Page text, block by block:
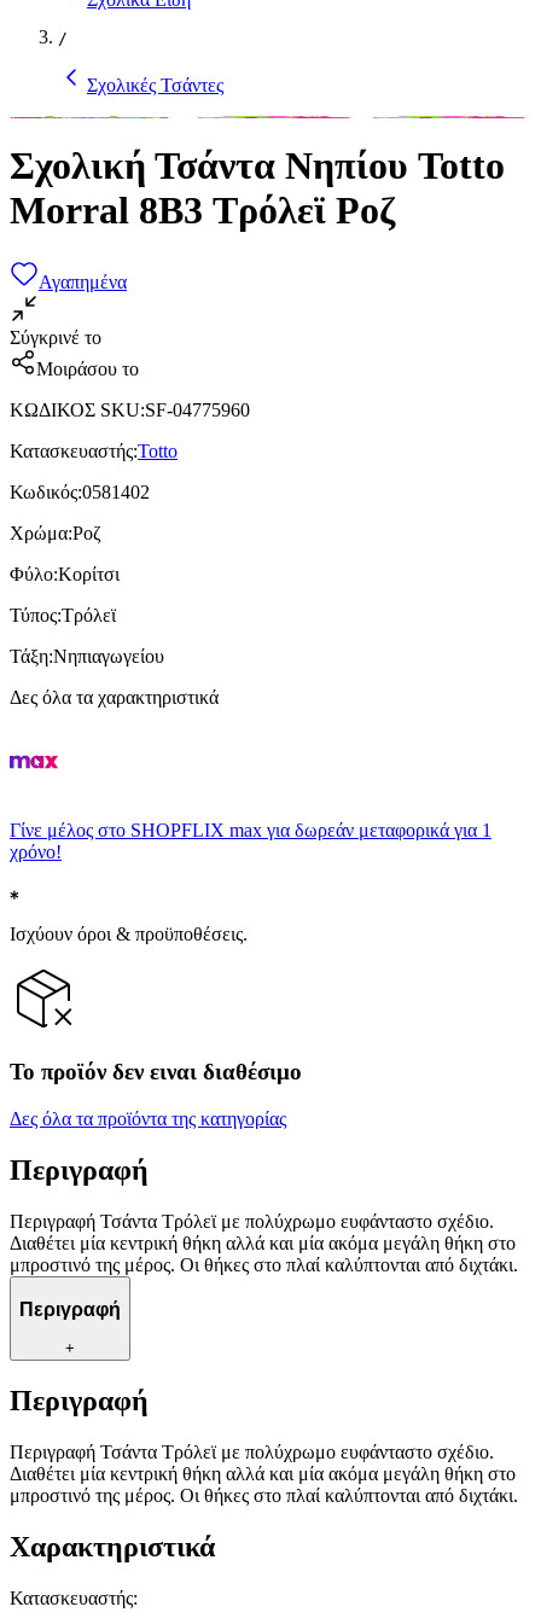
/
Σχολικές Τσάντες
Σχολική Τσάντα Νηπίου Totto
Morral 8B3 Τρόλεϊ Ροζ
Αγαπημένα
Σύγκρινέ το
Μοιράσου το
ΚΩΔΙΚΟΣ SKU:SF-04775960
Κατασκευαστής:Totto
Κωδικός:0581402
Χρώμα:Ροζ
Φύλο:Κορίτσι
Τύπος:Τρόλεϊ
Τάξη:Νηπιαγωγείου
Δες όλα τα χαρακτηριστικά
Γίνε μέλος στο SHOPFLIX max για δωρεάν μεταφορικά για 1
χρόνο!
Ισχύουν όροι & προϋποθέσεις.
Το προϊόν δεν ειναι διαθέσιμο
Δες όλα τα προϊόντα της κατηγορίας
Περιγραφή
Περιγραφή Τσάντα Τρόλεϊ με πολύχρωμο ευφάνταστο σχέδιο.
Διαθέτει μία κεντρική θήκη αλλά και μία ακόμα μεγάλη θήκη στο
μπροστινό της μέρος. Οι θήκες στο πλαί καλύπτονται από διχτάκι.
Περιγραφή
+
Περιγραφή
Περιγραφή Τσάντα Τρόλεϊ με πολύχρωμο ευφάνταστο σχέδιο.
Διαθέτει μία κεντρική θήκη αλλά και μία ακόμα μεγάλη θήκη στο
μπροστινό της μέρος. Οι θήκες στο πλαί καλύπτονται από διχτάκι.
Χαρακτηριστικά
Κατασκευαστής: